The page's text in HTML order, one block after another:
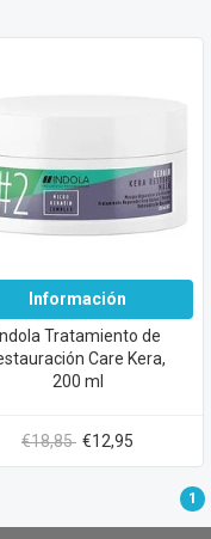
Información
Indola Tratamiento de
Care Kera,
200 ml
€18,85 €12,95
1